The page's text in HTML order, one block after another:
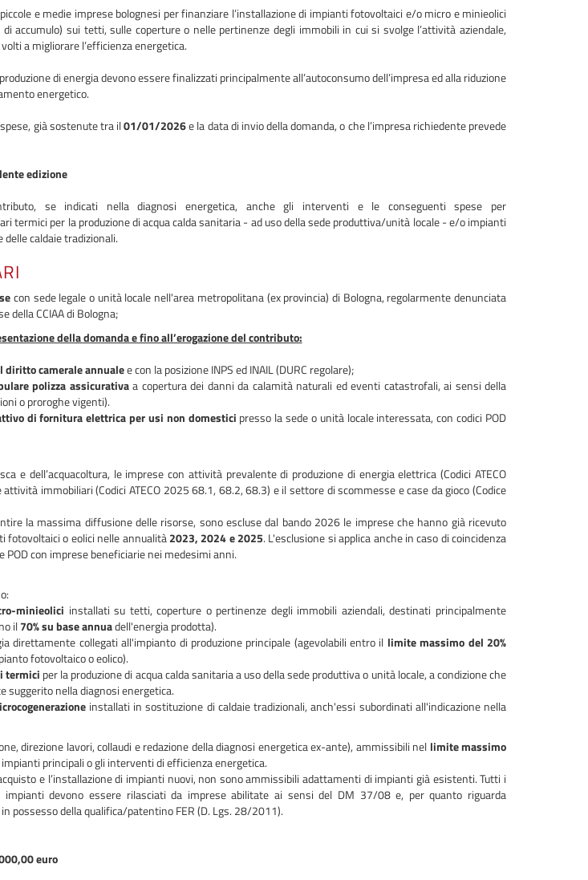
e medie imprese bolognesi per finanziare l’installazione di impianti fotovoltaici e/o micro e minieolici
accumulo) sui tetti, sulle coperture o nelle pertinenze degli immobili in cui si svolge l’attività aziendale,
a migliorare l’efficienza energetica.
di energia devono essere finalizzati principalmente all’autoconsumo dell’impresa ed alla riduzione
energetico.
già sostenute tra il01/01/2026e la data di invio della domanda, o che l’impresa richiedente prevede
edizione
se indicati nella diagnosi energetica, anche gli interventi e le conseguenti spese per
termici per la produzione di acqua calda sanitaria - ad uso della sede produttiva/unità locale - e/o impianti
caldaie tradizionali.
con sede legale o unità locale nell'area metropolitana (ex provincia) di Bologna, regolarmente denunciata
della CCIAA di Bologna;
della domanda e fino all’erogazione del contributo:
diritto camerale annualee con la posizione INPS ed INAIL (DURC regolare);
polizza assicurativaa copertura dei danni da calamità naturali ed eventi catastrofali, ai sensi della
o proroghe vigenti).
di fornitura elettrica per usi non domestici presso la sede o unità locale interessata, con codici POD
e dell’acquacoltura, le imprese con attività prevalente di produzione di energia elettrica (Codici ATECO
immobiliari (Codici ATECO 2025 68.1, 68.2, 68.3) e il settore di scommesse e case da gioco (Codice
la massima diffusione delle risorse, sono escluse dal bando 2026 le imprese che hanno già ricevuto
fotovoltaici o eolici nelle annualità2023, 2024 e 2025. L'esclusione si applica anche in caso di coincidenza
POD con imprese beneficiarie nei medesimi anni.
minieolici installati su tetti, coperture o pertinenze degli immobili aziendali, destinati principalmente
il70% su base annuadell'energia prodotta).
direttamente collegati all'impianto di produzione principale (agevolabili entro il limite massimo del 20%
fotovoltaico o eolico).
termici per la produzione di acqua calda sanitaria a uso della sede produttiva o unità locale, a condizione che
nella diagnosi energetica.
installati in sostituzione di caldaie tradizionali, anch'essi subordinati all'indicazione nella
direzione lavori, collaudi e redazione della diagnosi energetica ex-ante), ammissibili nel limite massimo
principali o gli interventi di efficienza energetica.
e l’installazione di impianti nuovi, non sono ammissibili adattamenti di impianti già esistenti. Tutti i
impianti devono essere rilasciati da imprese abilitate ai sensi del DM 37/08 e, per quanto riguarda
possesso della qualifica/patentino FER (D. Lgs. 28/2011).
euro